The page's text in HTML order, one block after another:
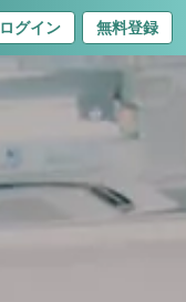
ログイン 無料登録